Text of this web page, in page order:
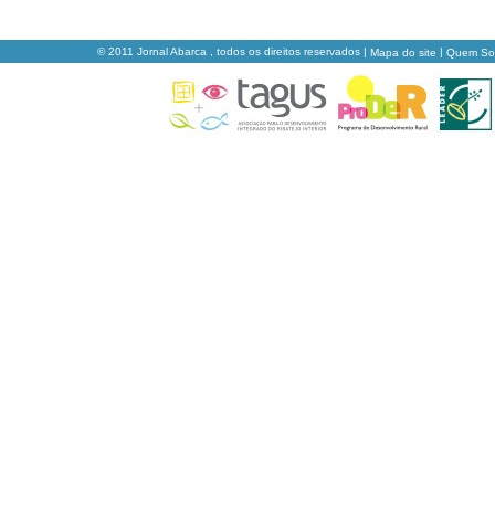
© 2011 Jornal Abarca , todos os direitos reservados | Mapa do site | Quem